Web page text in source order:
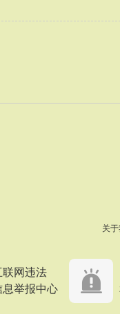
关
联网违法
举报中心